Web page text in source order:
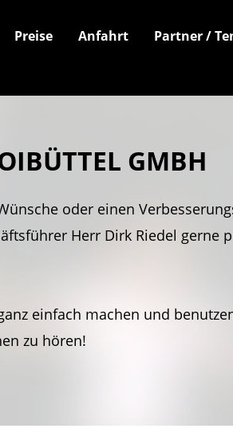
Preise Anfahrt Partner /
GMBH
oder einen
Herr Dirk Riedel gerne
einfach machen und
zu hören!